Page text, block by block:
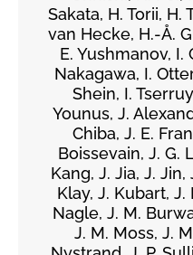
Sakata, H. Torii, H.
van Hecke, H.-Å.
E. Yushmanov, I.
Nakagawa, I.
Shein, I.
Younus, J.
Chiba, J. E.
Boissevain, J. G.
Kang, J. Jia, J.
Klay, J. Kubart,
Nagle, J. M.
J. M. Moss, J.